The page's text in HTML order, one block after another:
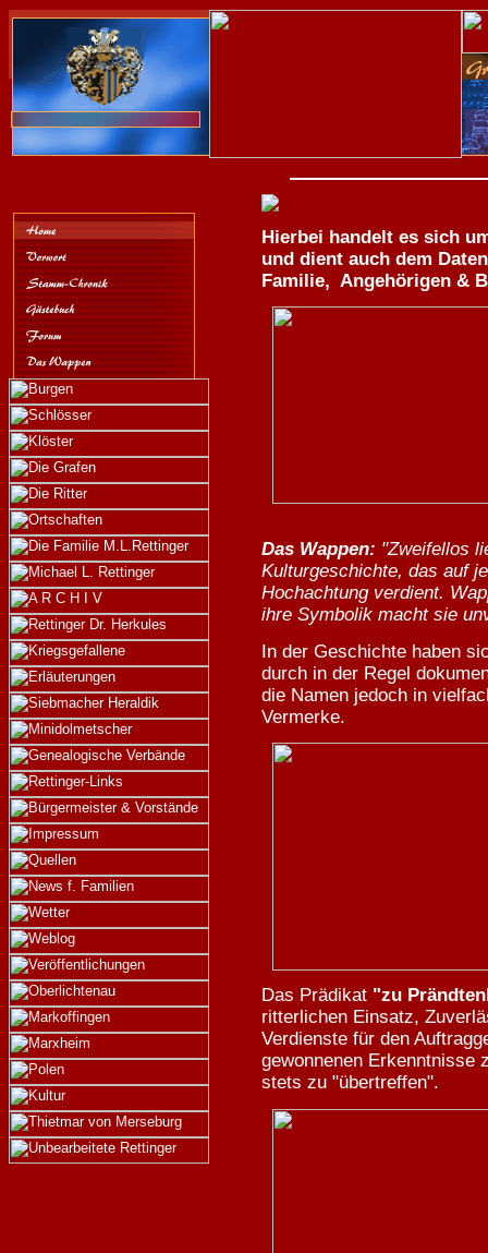
Hierbei handelt es sich
und dient auch dem
Familie, Angehörigen &
Das Wappen: "Zweifellos
Kulturgeschichte, das auf
Hochachtung verdient.
ihre Symbolik macht sie
In der Geschichte haben
durch in der Regel
die Namen jedoch in
Vermerke.
Das Prädikat "zu
ritterlichen Einsatz,
Verdienste für den
gewonnenen Erkenntnisse
stets zu "übertreffen".